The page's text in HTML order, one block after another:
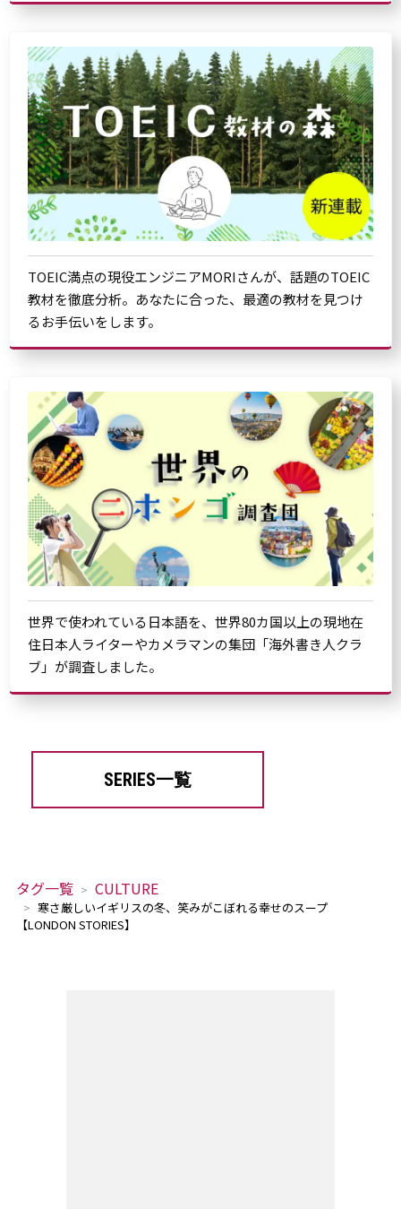
TOEIC満点の現役エンジニアMORIさんが、話題のTOEIC
教材を徹底分析。あなたに合った、最適の教材を見つけ
るお手伝いをします。
世界で使われている日本語を、世界80カ国以上の現地在
住日本人ライターやカメラマンの集団「海外書き人クラ
ブ」が調査しました。
SERIES一覧
タグ一覧 CULTURE
寒さ厳しいイギリスの冬、笑みがこぼれる幸せのスープ
【LONDON STORIES】